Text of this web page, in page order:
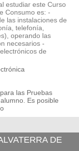
estudiar este Curso
Consumo es: -
las instalaciones de
telefonía,
operando las
necesarios -
de
las Pruebas
Es posible
DE